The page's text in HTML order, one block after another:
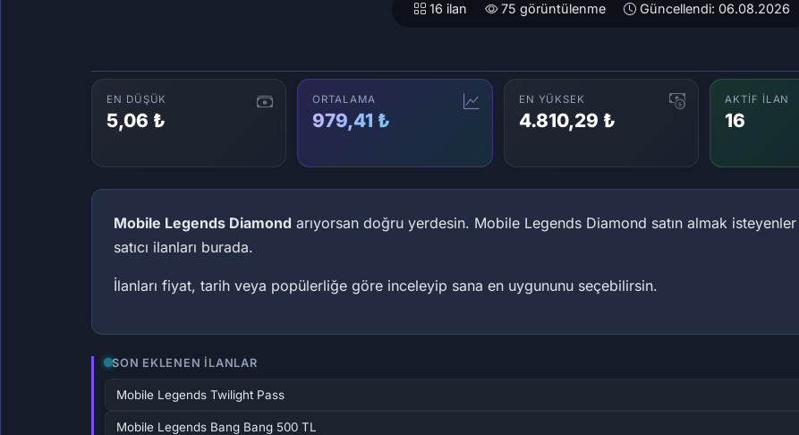
16 ilan 75 görüntülenme Güncellendi: 06.08.2026
EN DÜŞÜK
5,06 ₺
ORTALAMA
979,41 ₺
EN YÜKSEK
4.810,29 ₺
AKTIF İLAN
16
Mobile Legends Diamond arıyorsan doğru yerdesin. Mobile Legends Diamond satın almak
satıcı ilanları burada.
İlanları fiyat, tarih veya popülerliğe göre inceleyip sana en uygununu seçebilirsin.
SON EKLENEN İLANLAR
Mobile Legends Twilight Pass
Mobile Legends Bang Bang 500 TL